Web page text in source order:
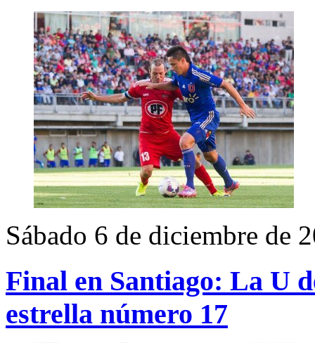
Sábado 6 de diciembre de
Final en Santiago: La U
estrella número 17